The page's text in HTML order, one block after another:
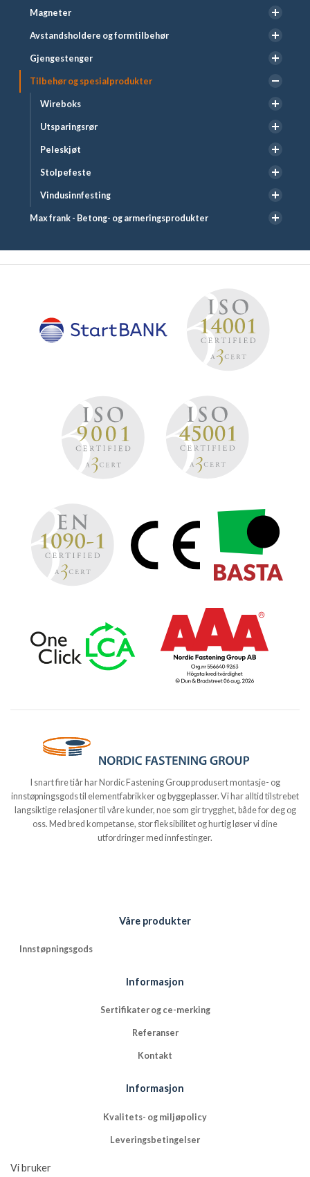
Magneter
Avstandsholdere og formtilbehør
Gjengestenger
Tilbehør og spesialprodukter
Wireboks
Utsparingsrør
Peleskjøt
Stolpefeste
Vindusinnfesting
Max frank - Betong- og armeringsprodukter
I snart fire tiår har Nordic Fastening Group produsert montasje- og
innstøpningsgods til elementfabrikker og byggeplasser. Vi har alltid tilstrebet
langsiktige relasjoner til våre kunder, noe som gir trygghet, både for deg og
oss. Med bred kompetanse, stor fleksibilitet og hurtig løser vi dine
utfordringer med innfestinger.
Våre produkter
Innstøpningsgods
Informasjon
Sertifikater og ce-merking
Referanser
Kontakt
Informasjon
Kvalitets- og miljøpolicy
Leveringsbetingelser
Vi bruker